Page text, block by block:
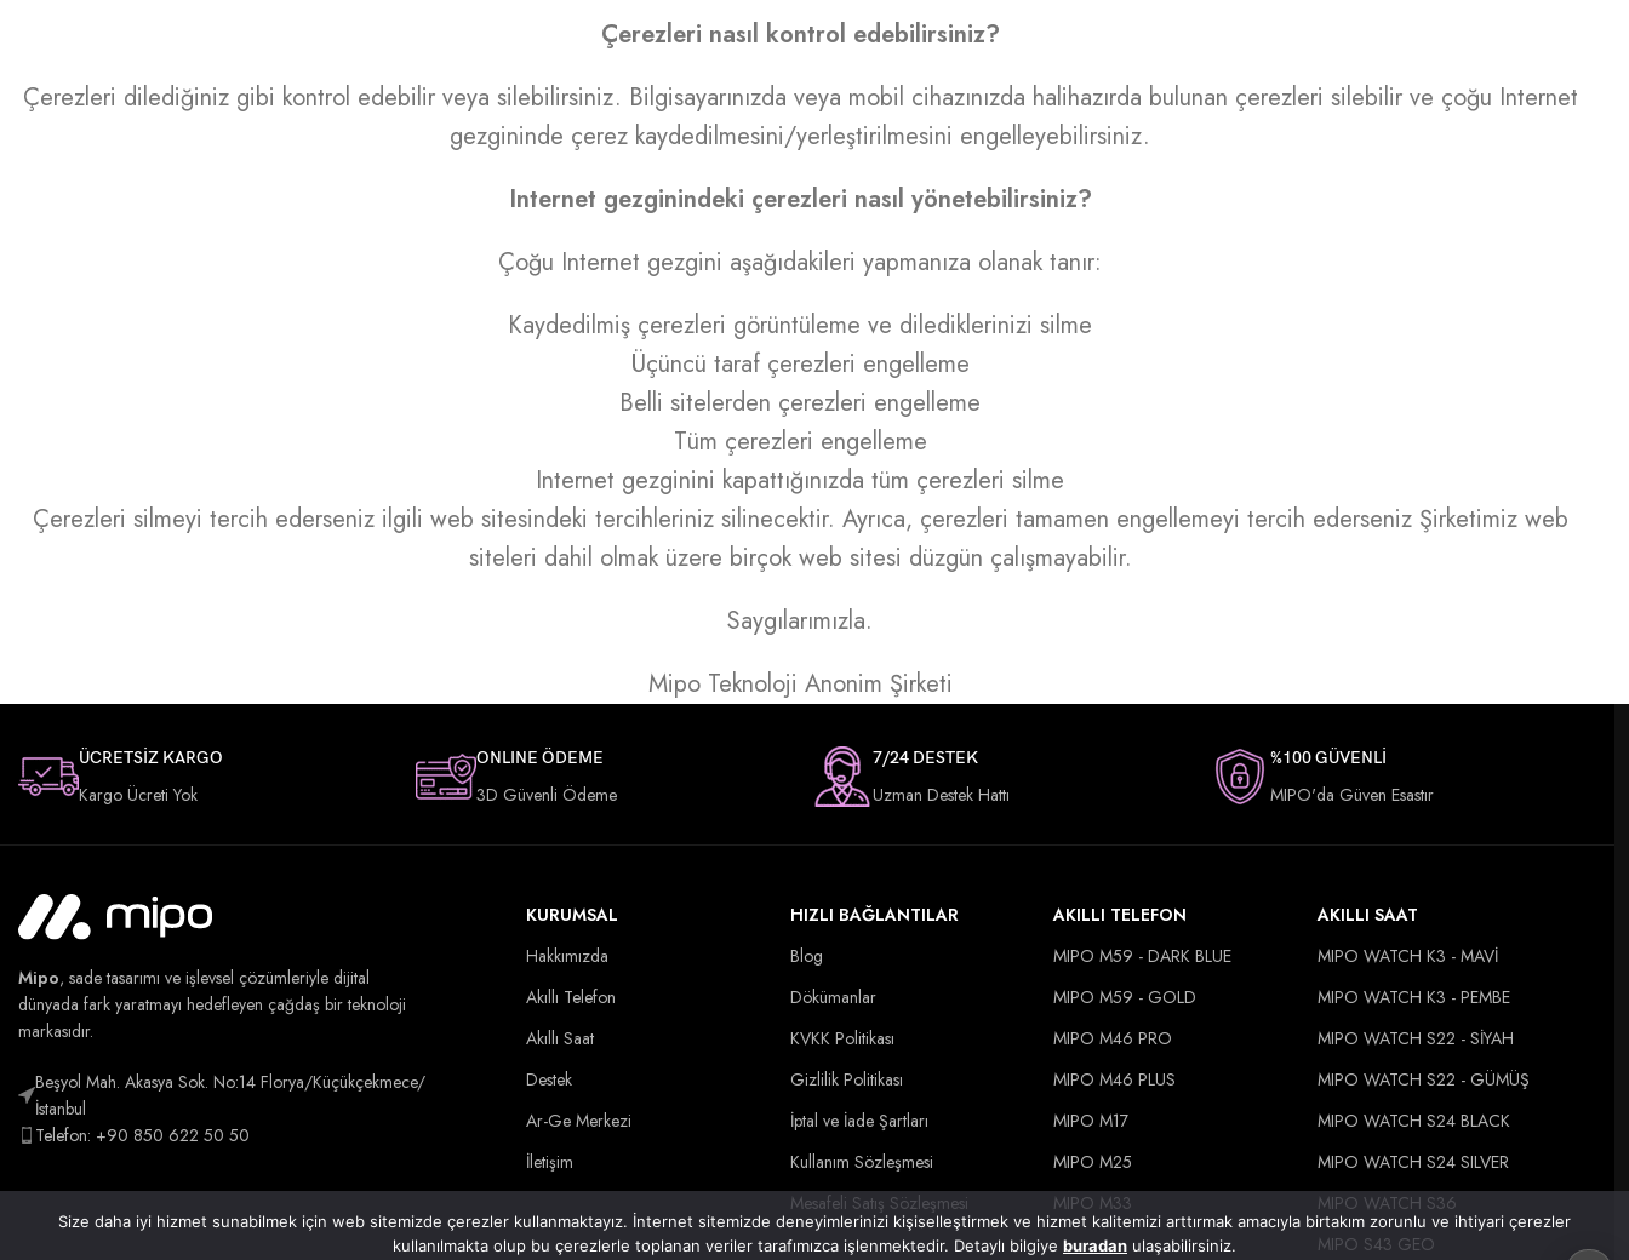
Çerezleri nasıl kontrol edebilirsiniz?
Çerezleri dilediğiniz gibi kontrol edebilir veya silebilirsiniz. Bilgisayarınızda veya mobil cihazınızda halihazırda bulunan çerezleri silebilir ve çoğu Internet
gezgininde çerez kaydedilmesini/yerleştirilmesini engelleyebilirsiniz.
Internet gezginindeki çerezleri nasıl yönetebilirsiniz?
Çoğu Internet gezgini aşağıdakileri yapmanıza olanak tanır:
Kaydedilmiş çerezleri görüntüleme ve dilediklerinizi silme
Üçüncü taraf çerezleri engelleme
Belli sitelerden çerezleri engelleme
Tüm çerezleri engelleme
Internet gezginini kapattığınızda tüm çerezleri silme
Çerezleri silmeyi tercih ederseniz ilgili web sitesindeki tercihleriniz silinecektir. Ayrıca, çerezleri tamamen engellemeyi tercih ederseniz Şirketimiz web
siteleri dahil olmak üzere birçok web sitesi düzgün çalışmayabilir.
Saygılarımızla.
Mipo Teknoloji Anonim Şirketi
ÜCRETSİZ KARGO
Kargo Ücreti Yok
ONLINE ÖDEME
3D Güvenli Ödeme
7/24 DESTEK
Uzman Destek Hattı
%100 GÜVENLİ
MIPO'da Güven Esastır
Mipo, sade tasarımı ve işlevsel çözümleriyle dijital
dünyada fark yaratmayı hedefleyen çağdaş bir teknoloji
markasıdır.
Beşyol Mah. Akasya Sok. No:14 Florya/Küçükçekmece/
İstanbul
Telefon: +90 850 622 50 50
KURUMSAL
Hakkımızda
Akıllı Telefon
Akıllı Saat
Destek
Ar-Ge Merkezi
İletişim
HIZLI BAĞLANTILAR
Blog
Dökümanlar
KVKK Politikası
Gizlilik Politikası
İptal ve İade Şartları
Kullanım Sözleşmesi
Mesafeli Satış Sözleşmesi
AKILLI TELEFON
MIPO M59 - DARK BLUE
MIPO M59 - GOLD
MIPO M46 PRO
MIPO M46 PLUS
MIPO M17
MIPO M25
MIPO M33
AKILLI SAAT
MIPO WATCH K3 - MAVİ
MIPO WATCH K3 - PEMBE
MIPO WATCH S22 - SİYAH
MIPO WATCH S22 - GÜMÜŞ
MIPO WATCH S24 BLACK
MIPO WATCH S24 SILVER
MIPO WATCH S36
MIPO S43 GEO
Size daha iyi hizmet sunabilmek için web sitemizde çerezler kullanmaktayız. İnternet sitemizde deneyimlerinizi kişiselleştirmek ve hizmet kalitemizi arttırmak amacıyla birtakım zorunlu ve ihtiyari çerezler
kullanılmakta olup bu çerezlerle toplanan veriler tarafımızca işlenmektedir. Detaylı bilgiye buradan ulaşabilirsiniz.